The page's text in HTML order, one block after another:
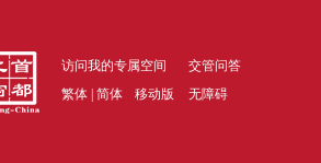
访问我的专属空间
交管问答
繁体 简体 移动版 无障碍